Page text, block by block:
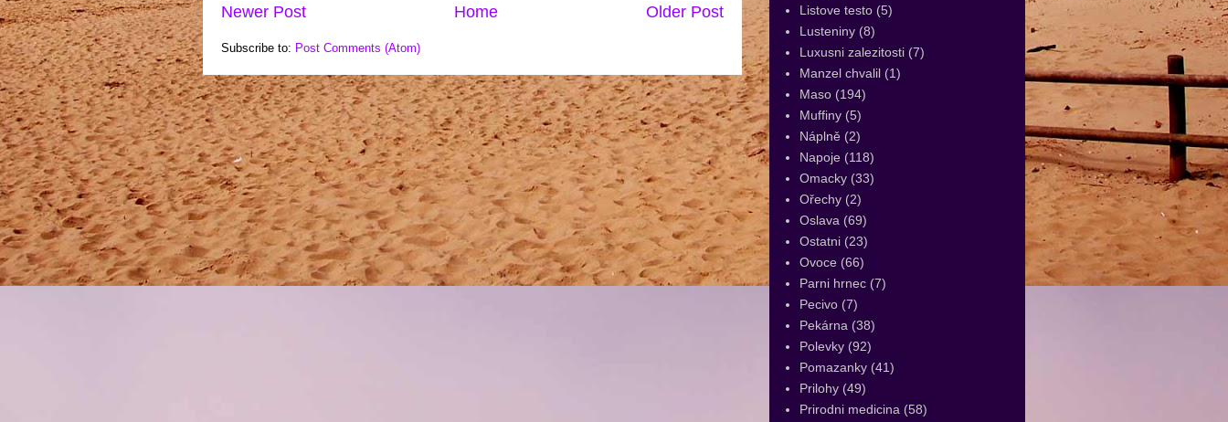
Newer Post Older Post
Home
Subscribe to: Post Comments (Atom)
Listove testo (5)
Lusteniny (8)
Luxusni zalezitosti (7)
Manzel chvalil (1)
Maso (194)
Muffiny (5)
Náplně (2)
Napoje (118)
Omacky (33)
Ořechy (2)
Oslava (69)
Ostatni (23)
Ovoce (66)
Parni hrnec (7)
Pecivo (7)
Pekárna (38)
Polevky (92)
Pomazanky (41)
Prilohy (49)
Prirodni medicina (58)